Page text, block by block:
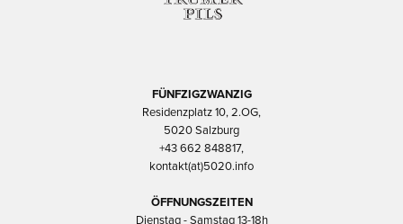
FÜNFZIGZWANZIG
Residenzplatz 10, 2.OG,
5020 Salzburg
+43 662 848817,
kontakt(at)5020.info
ÖFFNUNGSZEITEN
Dienstag - Samstag 13-18h